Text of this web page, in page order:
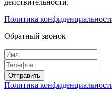
Политика
Обратный звонок
Политика